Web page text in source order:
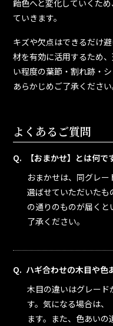
飴色へと変化していくた
ていきます。
キズや欠点はできるだけ
材を有効に活用するため
い程度の葉節・割れ跡・
あらかじめご了承ください
よくあるご質問
【おまかせ】とは何で
おまかせは、同グレ
選ばせていただいた
の通りのものが届く
了承ください。
ハギ合わせの木目や色
木目の違いはグレード
す。気になる場合は、
ます。また、色あい